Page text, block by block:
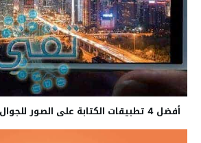
أفضل 4 تطبيقات الكتابة على الصور للجوال